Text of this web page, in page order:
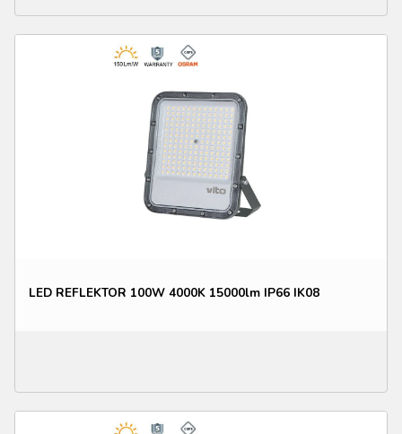
LED REFLEKTOR 100W 4000K 15000lm IP66 IK08